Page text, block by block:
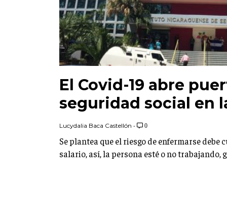
El Covid-19 abre
seguridad social en
Lucydalia Baca Castellón • 0
Se plantea que el riesgo de enfermarse
salario, así, la persona esté o no trabajando,